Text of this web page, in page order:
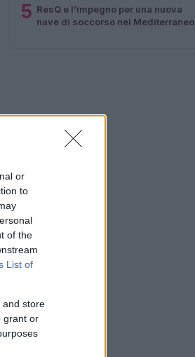
or
to
of the
List of
and store
grant or
5 ResQ e l’impegno per una nuova
nave di soccorso nel Mediterraneo